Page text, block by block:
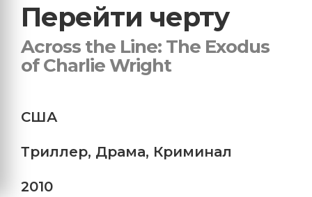
Перейти черту
Across the Line: The Exodus
of Charlie Wright
США
Триллер, Драма, Криминал
2010